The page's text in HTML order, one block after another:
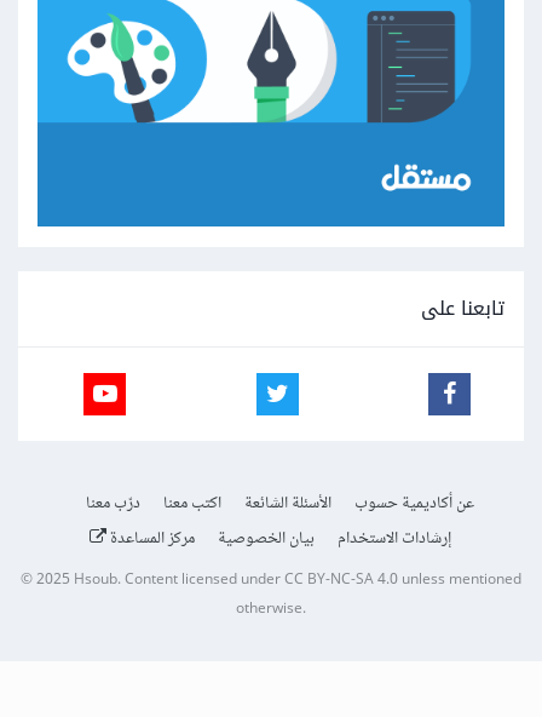
تابعنا على
عن أكاديمية حسوب الأسئلة الشائعة اكتب معنا
درّب معنا
إرشادات الاستخدام
بيان الخصوصية مركز المساعدة
© 2025 Hsoub.Content licensed underCC BY-NC-SA 4.0unless mentioned
otherwise.